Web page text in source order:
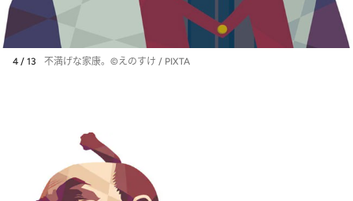
4 / 13 不満げな家康。©えのすけ / PIXTA